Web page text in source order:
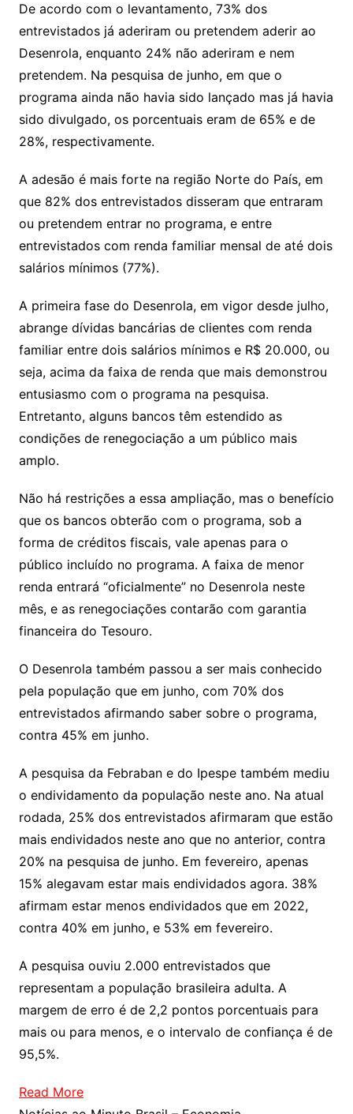
De acordo com o levantamento, 73% dos
entrevistados já aderiram ou pretendem aderir ao
Desenrola, enquanto 24% não aderiram e nem
pretendem. Na pesquisa de junho, em que o
programa ainda não havia sido lançado mas já havia
sido divulgado, os porcentuais eram de 65% e de
28%, respectivamente.
A adesão é mais forte na região Norte do País, em
que 82% dos entrevistados disseram que entraram
ou pretendem entrar no programa, e entre
entrevistados com renda familiar mensal de até dois
salários mínimos (77%).
A primeira fase do Desenrola, em vigor desde julho,
abrange dívidas bancárias de clientes com renda
familiar entre dois salários mínimos e R$ 20.000, ou
seja, acima da faixa de renda que mais demonstrou
entusiasmo com o programa na pesquisa.
Entretanto, alguns bancos têm estendido as
condições de renegociação a um público mais
amplo.
Não há restrições a essa ampliação, mas o benefício
que os bancos obterão com o programa, sob a
forma de créditos fiscais, vale apenas para o
público incluído no programa. A faixa de menor
renda entrará “oficialmente” no Desenrola neste
mês, e as renegociações contarão com garantia
financeira do Tesouro.
O Desenrola também passou a ser mais conhecido
pela população que em junho, com 70% dos
entrevistados afirmando saber sobre o programa,
contra 45% em junho.
A pesquisa da Febraban e do Ipespe também mediu
o endividamento da população neste ano. Na atual
rodada, 25% dos entrevistados afirmaram que estão
mais endividados neste ano que no anterior, contra
20% na pesquisa de junho. Em fevereiro, apenas
15% alegavam estar mais endividados agora. 38%
afirmam estar menos endividados que em 2022,
contra 40% em junho, e 53% em fevereiro.
A pesquisa ouviu 2.000 entrevistados que
representam a população brasileira adulta. A
margem de erro é de 2,2 pontos porcentuais para
mais ou para menos, e o intervalo de confiança é de
95,5%.
Read More